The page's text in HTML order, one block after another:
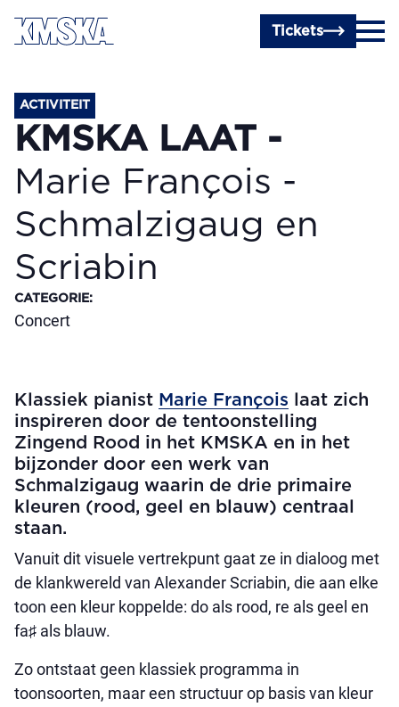
Ga naar hoofdinhoud
Tickets
ACTIVITEIT
KMSKA LAAT -
Marie François -
Schmalzigaug en
Scriabin
CATEGORIE:
Concert
Klassiek pianist Marie François laat zich
inspireren door de tentoonstelling
Zingend Rood in het KMSKA en in het
bijzonder door een werk van
Schmalzigaug waarin de drie primaire
kleuren (rood, geel en blauw) centraal
staan.
Vanuit dit visuele vertrekpunt gaat ze in dialoog met
de klankwereld van Alexander Scriabin, die aan elke
toon een kleur koppelde: do als rood, re als geel en
fa♯ als blauw.
Zo ontstaat geen klassiek programma in
toonsoorten, maar een structuur op basis van kleur